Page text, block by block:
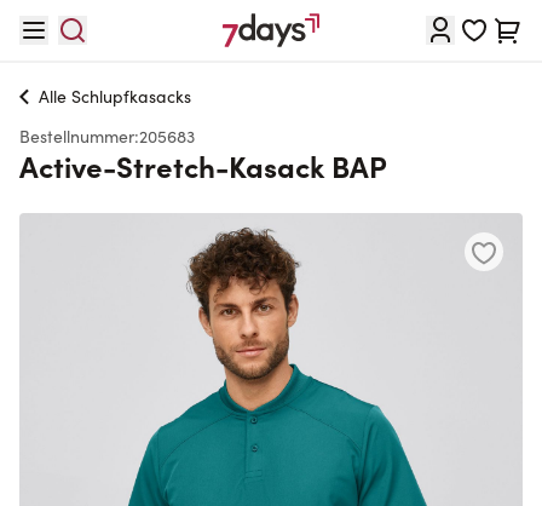
Alle Schlupfkasacks
Bestellnummer:205683
Active-Stretch-Kasack BAP